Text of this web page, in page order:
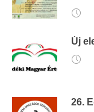
Új
26.